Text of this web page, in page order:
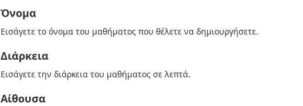
Όνομα
Εισάγετε το όνομα του μαθήματος που θέλετε να δημιουργήσετε.
Διάρκεια
Εισάγετε την διάρκεια του μαθήματος σε λεπτά.
Αίθουσα